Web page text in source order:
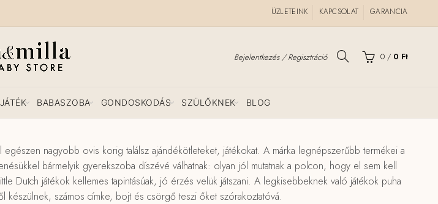
ÜZLETEINK KAPCSOLAT GARANCIA
Bejelentkezés / Regisztráció 0 / 0 Ft
JÁTÉK BABASZOBA GONDOSKODÁS SZÜLŐKNEK BLOG
egészen nagyobb ovis korig találsz ajándékötleteket, játékokat. A márka legnépszerűbb termékei a
bármelyik gyerekszoba díszévé válhatnak: olyan jól mutatnak a polcon, hogy el sem kell
Dutch játékok kellemes tapintásúak, jó érzés velük játszani. A legkisebbeknek való játékok puha
készülnek, számos címke, bojt és csörgő teszi őket szórakoztatóvá.